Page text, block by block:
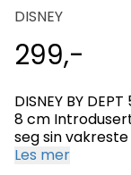
DISNEY
299,-
DISNEY BY DEPT
8 cm Introdusert januar 2021 Tingeling har tatt på
seg sin
ha pelskanter
Les mer